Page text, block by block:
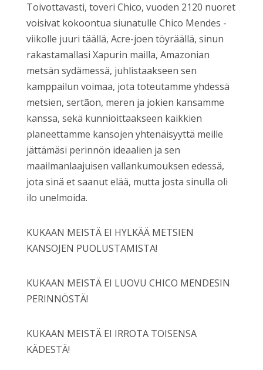
Toivottavasti, toveri Chico, vuoden 2120 nuoret
voisivat kokoontua siunatulle Chico Mendes -
viikolle juuri täällä, Acre-joen töyräällä, sinun
rakastamallasi Xapurin mailla, Amazonian
metsän sydämessä, juhlistaakseen sen
kamppailun voimaa, jota toteutamme yhdessä
metsien, sertãon, meren ja jokien kansamme
kanssa, sekä kunnioittaakseen kaikkien
planeettamme kansojen yhtenäisyyttä meille
jättämäsi perinnön ideaalien ja sen
maailmanlaajuisen vallankumouksen edessä,
jota sinä et saanut elää, mutta josta sinulla oli
ilo unelmoida.
KUKAAN MEISTÄ EI HYLKÄÄ METSIEN
KANSOJEN PUOLUSTAMISTA!
KUKAAN MEISTÄ EI LUOVU CHICO MENDESIN
PERINNÖSTÄ!
KUKAAN MEISTÄ EI IRROTA TOISENSA
KÄDESTÄ!